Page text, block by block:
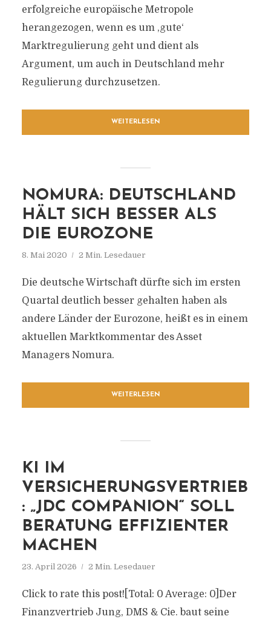
erfolgreiche europäische Metropole
herangezogen, wenn es um ,gute‘
Marktregulierung geht und dient als
Argument, um auch in Deutschland mehr
Regulierung durchzusetzen.
WEITERLESEN
NOMURA: DEUTSCHLAND
HÄLT SICH BESSER ALS
DIE EUROZONE
8. Mai 2020 2 Min. Lesedauer
Die deutsche Wirtschaft dürfte sich im ersten
Quartal deutlich besser gehalten haben als
andere Länder der Eurozone, heißt es in einem
aktuellen Marktkommentar des Asset
Managers Nomura.
WEITERLESEN
KI IM
VERSICHERUNGSVERTRIEB
: „JDC COMPANION“ SOLL
BERATUNG EFFIZIENTER
MACHEN
23. April 2026 2 Min. Lesedauer
Click to rate this post![Total: 0 Average: 0]Der
Finanzvertrieb Jung, DMS & Cie. baut seine